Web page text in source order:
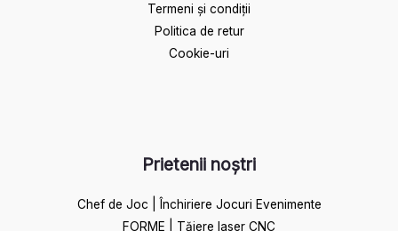
Termeni și condiții
Politica de retur
Cookie-uri
Prietenii noștri
Chef de Joc | Închiriere Jocuri Evenimente
FORME | Tăiere laser CNC